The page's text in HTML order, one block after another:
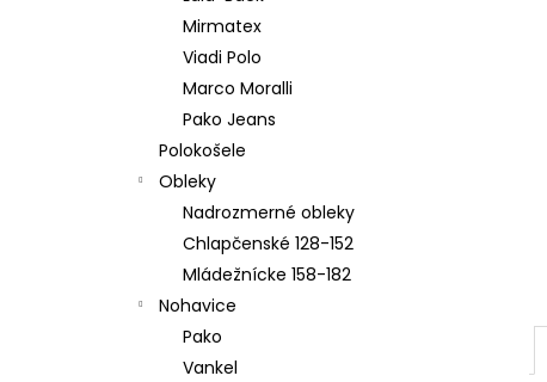
Mirmatex
Viadi Polo
Marco Moralli
Pako Jeans
Polokošele
Obleky
Nadrozmerné obleky
Chlapčenské 128-152
Mládežnícke 158-182
Nohavice
Pako
Vankel